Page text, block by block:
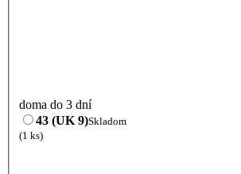
doma do 3 dní
43 (UK 9)Skladom
(1 ks)